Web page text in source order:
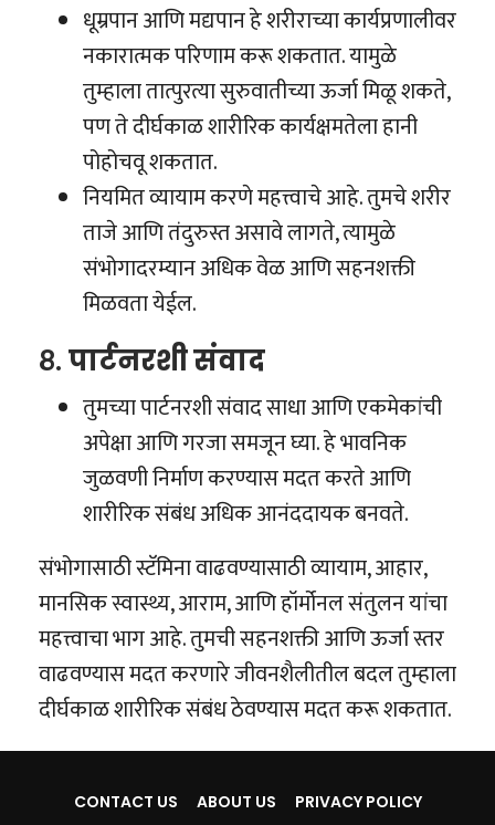
धूम्रपान आणि मद्यपान हे शरीराच्या कार्यप्रणालीवर
नकारात्मक परिणाम करू शकतात. यामुळे
तुम्हाला तात्पुरत्या सुरुवातीच्या ऊर्जा मिळू शकते,
पण ते दीर्घकाळ शारीरिक कार्यक्षमतेला हानी
पोहोचवू शकतात.
नियमित व्यायाम करणे महत्त्वाचे आहे. तुमचे शरीर
ताजे आणि तंदुरुस्त असावे लागते, त्यामुळे
संभोगादरम्यान अधिक वेळ आणि सहनशक्ती
मिळवता येईल.
८. पार्टनरशी संवाद
तुमच्या पार्टनरशी संवाद साधा आणि एकमेकांची
अपेक्षा आणि गरजा समजून घ्या. हे भावनिक
जुळवणी निर्माण करण्यास मदत करते आणि
शारीरिक संबंध अधिक आनंददायक बनवते.
संभोगासाठी स्टॅमिना वाढवण्यासाठी व्यायाम, आहार,
मानसिक स्वास्थ्य, आराम, आणि हॉर्मोनल संतुलन यांचा
महत्त्वाचा भाग आहे. तुमची सहनशक्ती आणि ऊर्जा स्तर
वाढवण्यास मदत करणारे जीवनशैलीतील बदल तुम्हाला
दीर्घकाळ शारीरिक संबंध ठेवण्यास मदत करू शकतात.
CONTACT US ABOUT US PRIVACY POLICY